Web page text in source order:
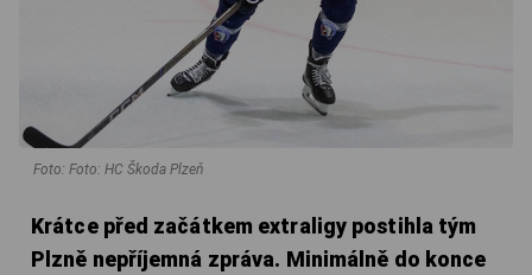
Foto: Foto: HC Škoda Plzeň
Krátce před začátkem extraligy postihla tým
Plzně nepříjemná zpráva. Minimálně do konce